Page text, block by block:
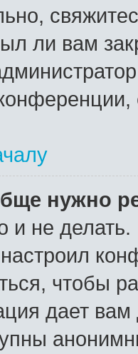
ли вам
нужно
и не делать.
чтобы
дает